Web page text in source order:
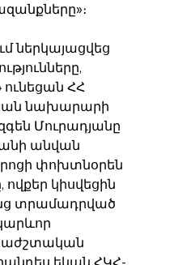
ներկայացվեց
ունեցան ՀՀ
նախարարի
Մուրադյանը
անվան
փոխտնօրեն
կիսվեցին
տրամադրված